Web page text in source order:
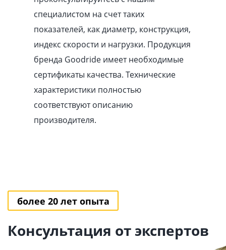
специалистом на счет таких
показателей, как диаметр, конструкция,
индекс скорости и нагрузки. Продукция
бренда Goodride имеет необходимые
сертификаты качества. Технические
характеристики полностью
соответствуют описанию
производителя.
более 20 лет опыта
Консультация от экспертов